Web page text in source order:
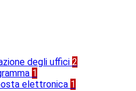
degli uffici 2
1
elettronica 1